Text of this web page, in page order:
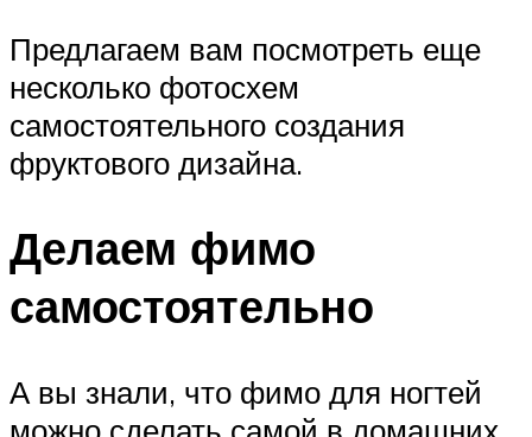
Предлагаем вам посмотреть еще
несколько фотосхем
самостоятельного создания
фруктового дизайна.
Делаем фимо
самостоятельно
А вы знали, что фимо для ногтей